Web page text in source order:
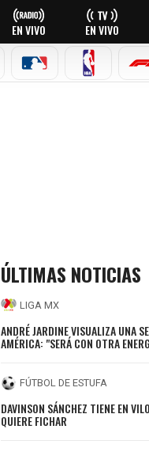
EN VIVO EN VIVO
MLB NBA
ÚLTIMAS NOTICIAS
LIGA MX
ANDRÉ JARDINE VISUALIZA UNA
AMÉRICA: "SERÁ CON OTRA
FÚTBOL DE ESTUFA
DAVINSON SÁNCHEZ TIENE EN
QUIERE FICHAR